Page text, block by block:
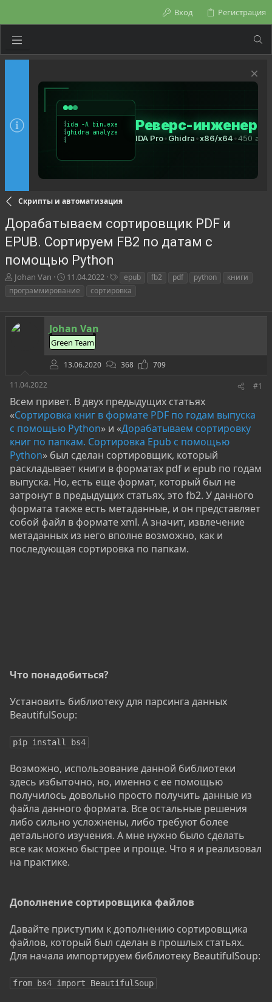
Вход Регистрация
Скрипты и автоматизация
Дорабатываем сортировщик PDF и
EPUB. Сортируем FB2 по датам с
помощью Python
А
в
т
о
р
т
Johan Van
Д
а
а
н
а
ч
а
л
а
11.04.2022
е
и
epub fb2 pdf python
книги
программирование
сортировка
Johan Van
Green Team
13.06.2020 368
709
11.04.2022
#1
Всем привет. В двух предыдущих статьях
«Сортировка книг в формате PDF по годам выпуска
с помощью Python» и «Дорабатываем сортировку
книг по папкам. Сортировка Epub с помощью
Python» был сделан сортировщик, который
раскладывает книги в форматах pdf и epub по годам
выпуска. Но, есть еще формат, который был не
затронут в предыдущих статьях, это fb2. У данного
формата также есть метаданные, и он представляет
собой файл в формате xml. А значит, извлечение
метаданных из него вполне возможно, как и
последующая сортировка по папкам.
Что понадобиться?
Установить библиотеку для парсинга данных
BeautifulSoup:
pip install bs4
Возможно, использование данной библиотеки
здесь избыточно, но, именно с ее помощью
получилось довольно просто получить данные из
файла данного формата. Все остальные решения
либо сильно усложнены, либо требуют более
детального изучения. А мне нужно было сделать
все как можно быстрее и проще. Что я и реализовал
на практике.
Дополнение сортировщика файлов
Давайте приступим к дополнению сортировщика
файлов, который был сделан в прошлых статьях.
Для начала импортируем библиотеку BeautifulSoup:
from bs4 import BeautifulSoup